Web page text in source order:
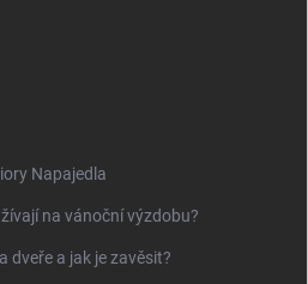
Napajedla
na vánoční výzdobu?
dveře a jak je zavěsit?